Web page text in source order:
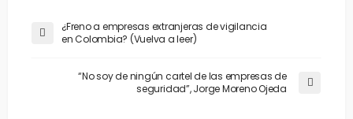
¿Freno a empresas extranjeras de vigilancia
en Colombia? (Vuelva a leer)
“No soy de ningún cartel de las empresas de
seguridad”, Jorge Moreno Ojeda